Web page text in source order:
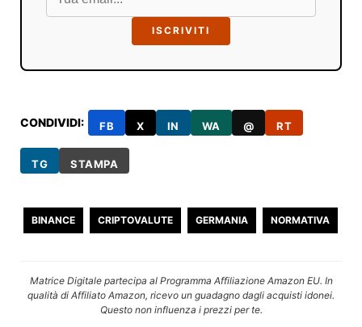
ISCRIVITI
CONDIVIDI: FB X IN WA @ RT
TG STAMPA
BINANCE CRIPTOVALUTE GERMANIA NORMATIVA
Matrice Digitale partecipa al Programma Affiliazione Amazon EU. In
qualità di Affiliato Amazon, ricevo un guadagno dagli acquisti idonei.
Questo non influenza i prezzi per te.